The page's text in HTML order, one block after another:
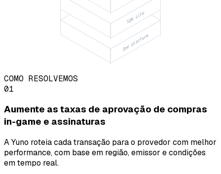
One platform
SDK Lite
COMO RESOLVEMOS
01
Aumente as taxas de aprovação de compras
in-game e assinaturas
A Yuno roteia cada transação para o provedor com melhor
performance, com base em região, emissor e condições
em tempo real.